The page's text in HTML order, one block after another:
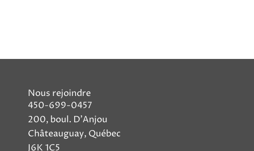
Nous rejoindre
450-699-0457
200, boul. D'Anjou
Châteauguay, Québec
J6K 1C5